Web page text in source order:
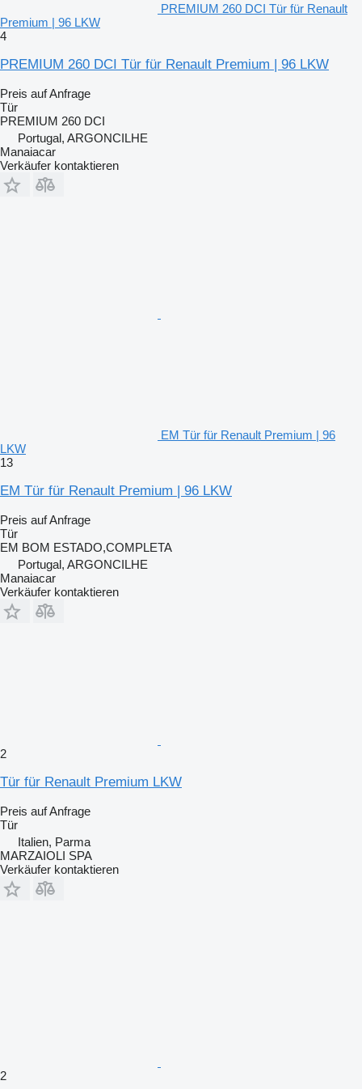
PREMIUM 260 DCI Tür für Renault
Premium | 96 LKW
4
PREMIUM 260 DCI Tür für Renault Premium | 96 LKW
Preis auf Anfrage
Tür
PREMIUM 260 DCI
Portugal, ARGONCILHE
Manaiacar
Verkäufer kontaktieren
EM Tür für Renault Premium | 96
LKW
13
EM Tür für Renault Premium | 96 LKW
Preis auf Anfrage
Tür
EM BOM ESTADO,COMPLETA
Portugal, ARGONCILHE
Manaiacar
Verkäufer kontaktieren
2
Tür für Renault Premium LKW
Preis auf Anfrage
Tür
Italien, Parma
MARZAIOLI SPA
Verkäufer kontaktieren
2